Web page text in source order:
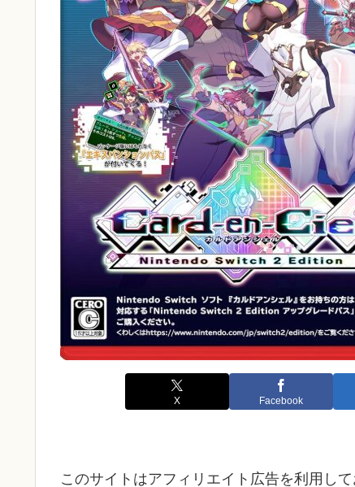
X Facebook
このサイトはアフィリエイト広告を利用し